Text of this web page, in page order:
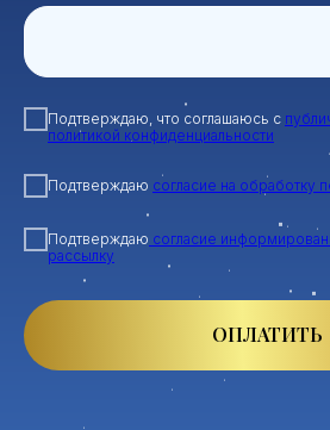
Подтверждаю, что соглашаюсь с
политикой конфиденциальности
Подтверждаю согласие на обработку
Подтверждаю согласие
рассылку
ОПЛАТИТЬ